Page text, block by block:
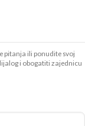
pitanja ili ponudite svoj
i obogatiti zajednicu